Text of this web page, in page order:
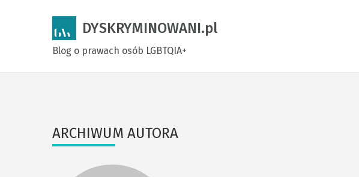
DYSKRYMINOWANI.pl
Blog o prawach osób LGBTQIA+
ARCHIWUM AUTORA